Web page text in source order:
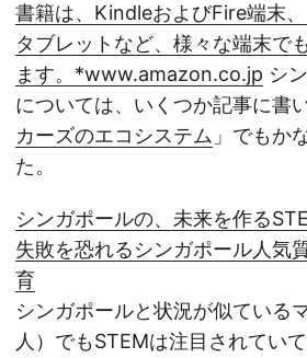
書籍は、KindleおよびFire端末
タブレットなど、様々な端末で
ます。*www.amazon.co.jp シ
については、いくつか記事に書
カーズのエコシステム 」でもか
た。
シンガポールの、未来を作る
失敗を恐れるシンガポール人気
育
シンガポールと状況が似ている
人）でもSTEMは注目されてい